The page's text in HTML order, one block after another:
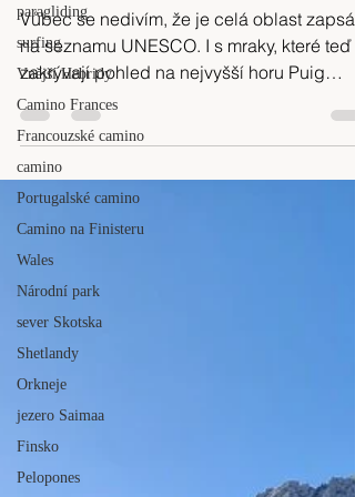
paragliding
surfing
Vnější Hebridy
Camino Frances
Francouzské camino
camino
Portugalské camino
Camino na Finisteru
Wales
Národní park
sever Skotska
Shetlandy
Orkneje
jezero Saimaa
Finsko
Pelopones
Mallorka 04/2025
Vůbec se nedivím, že je celá oblast
na seznamu UNESCO. I s mraky, které teď
zakrývají pohled na nejvyšší horu Puig
Major, je to tady čirá nádhera.